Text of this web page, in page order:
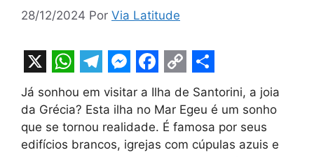
28/12/2024 Por Via Latitude
X
W
h
a
t
T
e
l
e
M
e
s
s
F
a
c
e
C
o
p
y
S
h
a
r
Já sonhou em visitar a Ilha de Santorini, a joia
da Grécia? Esta ilha no Mar Egeu é um sonho
que se tornou realidade. É famosa por seus
edifícios brancos, igrejas com cúpulas azuis e